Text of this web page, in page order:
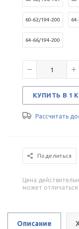
60-62/194-200
64-66/194-200
КУПИТЬ В 1
Рассчитать
Поделиться
Цена
может отличаться
Описание